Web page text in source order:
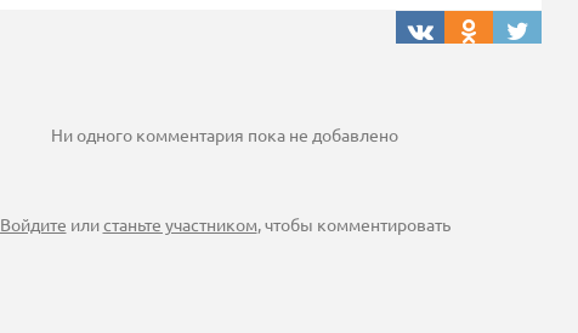
Ни одного комментария пока не добавлено
Войдите илистаньте участником, чтобы комментировать